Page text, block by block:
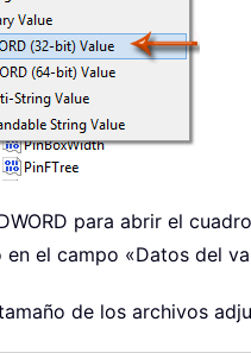
para abrir el
el campo «Datos del
de los archivos